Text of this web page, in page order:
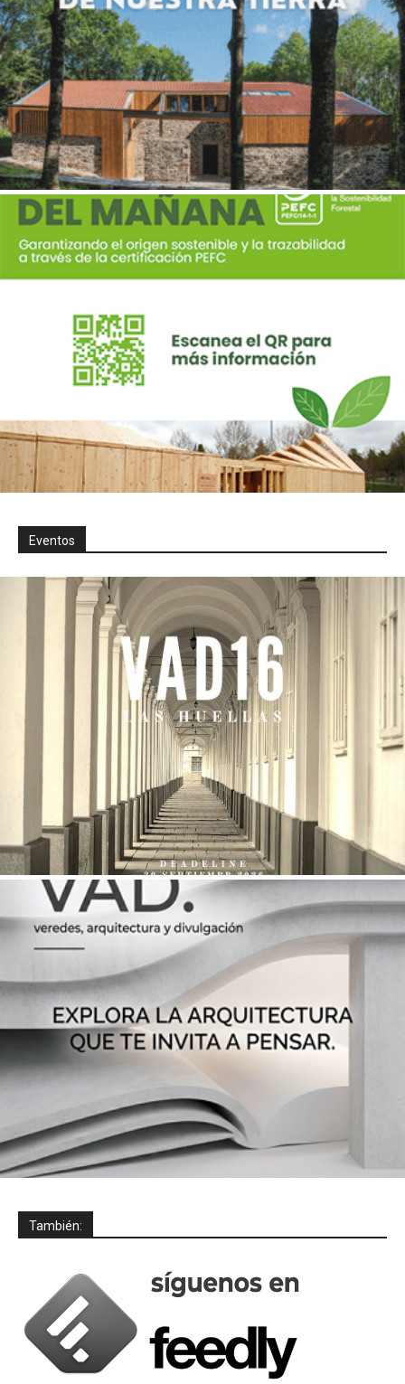
Eventos
También: